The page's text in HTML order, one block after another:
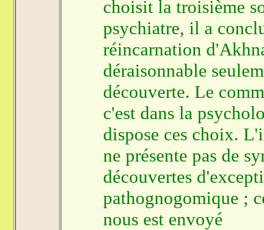
choisit la troisième
psychiatre, il a
réincarnation
déraisonnable
découverte. Le
c'est dans la
dispose ces choix.
ne présente pas de
découvertes
pathognogomique ;
nous est envoyé